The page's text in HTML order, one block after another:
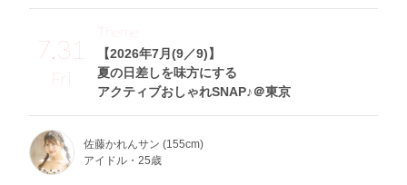
7.31
Fri
【2026年7月(9／9)】
夏の日差しを味方にする
アクティブおしゃれSNAP♪＠東京
Theme
佐藤かれんサン (155cm)
アイドル・25歳